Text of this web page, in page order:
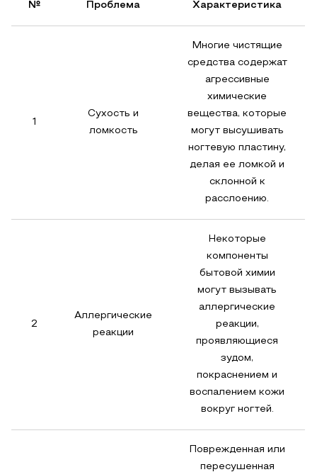
№ Проблема Характеристика
1
Сухость и
ломкость
Многие чистящие
средства содержат
агрессивные
химические
вещества, которые
могут высушивать
ногтевую пластину,
делая ее ломкой и
склонной к
расслоению.
2
Аллергические
реакции
Некоторые
компоненты
бытовой химии
могут вызывать
аллергические
реакции,
проявляющиеся
зудом,
покраснением и
воспалением кожи
вокруг ногтей.
Поврежденная или
пересушенная